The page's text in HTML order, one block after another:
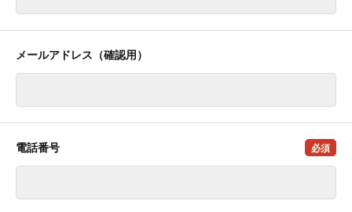
メールアドレス（確認用）
電話番号 必須